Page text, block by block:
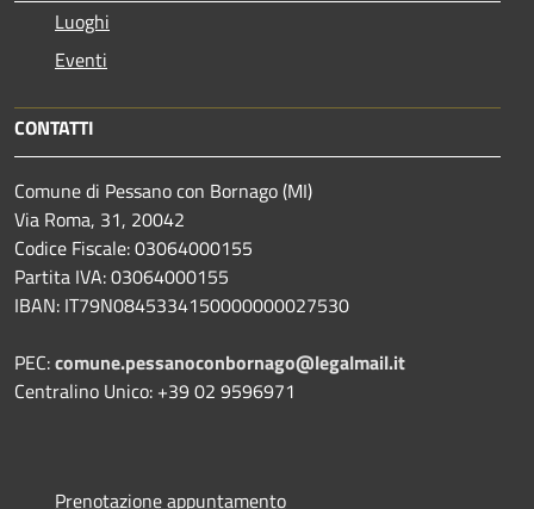
Luoghi
Eventi
CONTATTI
Comune di Pessano con Bornago (MI)
Via Roma, 31, 20042
Codice Fiscale: 03064000155
Partita IVA: 03064000155
IBAN: IT79N0845334150000000027530
PEC:comune.pessanoconbornago@legalmail.it
Centralino Unico: +39 02 9596971
Prenotazione appuntamento